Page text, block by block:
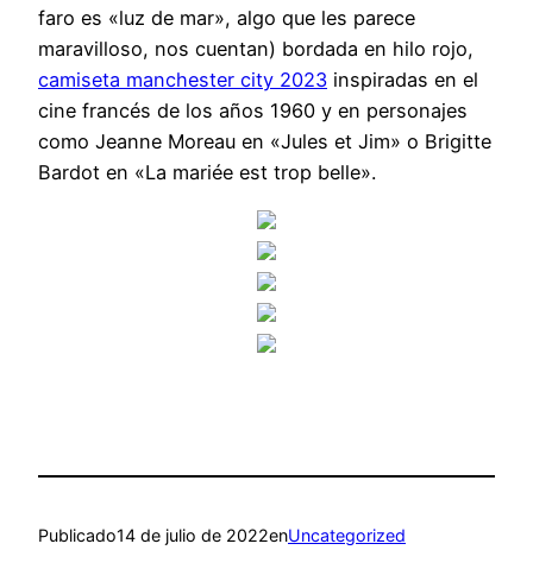
faro es «luz de mar», algo que les parece
maravilloso, nos cuentan) bordada en hilo rojo,
camiseta manchester city 2023 inspiradas en el
cine francés de los años 1960 y en personajes
como Jeanne Moreau en «Jules et Jim» o Brigitte
Bardot en «La mariée est trop belle».
Publicado14 de julio de 2022enUncategorized